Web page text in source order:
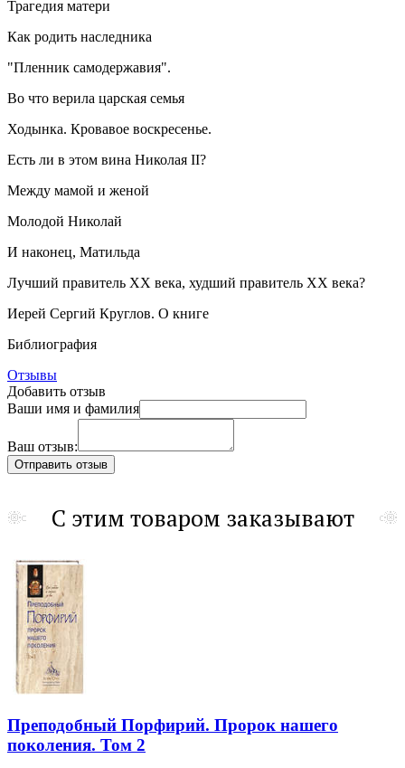
Трагедия матери
Как родить наследника
"Пленник самодержавия".
Во что верила царская семья
Ходынка. Кровавое воскресенье.
Есть ли в этом вина Николая II?
Между мамой и женой
Молодой Николай
И наконец, Матильда
Лучший правитель XX века, худший правитель XX века?
Иерей Сергий Круглов. О книге
Библиография
Отзывы
Добавить отзыв
Ваши имя и фамилия
Ваш отзыв:
С этим товаром заказывают
Преподобный Порфирий. Пророк нашего
поколения. Том 2